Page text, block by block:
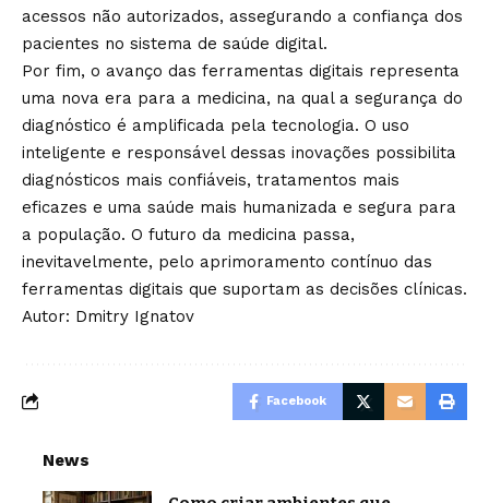
acessos não autorizados, assegurando a confiança dos
pacientes no sistema de saúde digital.
Por fim, o avanço das ferramentas digitais representa
uma nova era para a medicina, na qual a segurança do
diagnóstico é amplificada pela tecnologia. O uso
inteligente e responsável dessas inovações possibilita
diagnósticos mais confiáveis, tratamentos mais
eficazes e uma saúde mais humanizada e segura para
a população. O futuro da medicina passa,
inevitavelmente, pelo aprimoramento contínuo das
ferramentas digitais que suportam as decisões clínicas.
Autor: Dmitry Ignatov
Facebook
News